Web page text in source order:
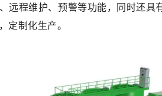
远程维护、预警等功能，同时还具
制化生产。